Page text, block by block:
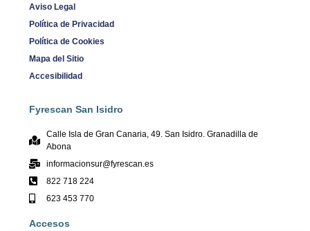
Aviso Legal
Política de Privacidad
Política de Cookies
Mapa del Sitio
Accesibilidad
Fyrescan San Isidro
Calle Isla de Gran Canaria, 49. San Isidro. Granadilla de
Abona
informacionsur@fyrescan.es
822 718 224
623 453 770
Accesos